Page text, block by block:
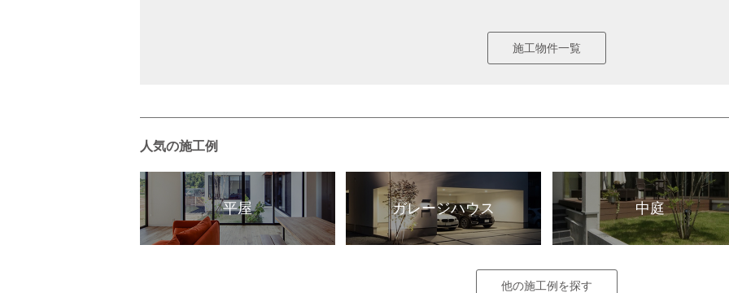
施工物件一覧
人気の施工例
平屋 ガレージハウス 中庭
他の施工例を探す